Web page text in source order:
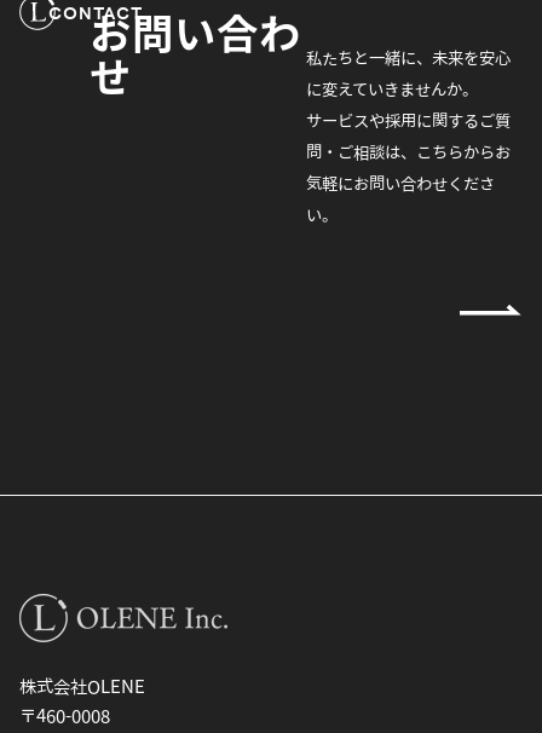
CONTACT
お問い合わ
せ
私たちと一緒に、未来を安心
に変えていきませんか。
サービスや採用に関するご質
問・ご相談は、こちらからお
気軽にお問い合わせくださ
い。
株式会社OLENE
〒460-0008